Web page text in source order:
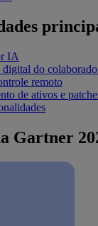
IA
do
remoto
de ativos e
Gartner